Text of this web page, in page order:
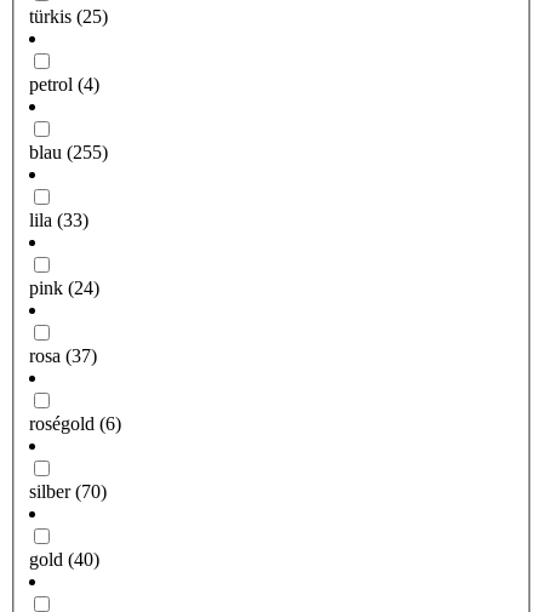
türkis (25)
petrol (4)
blau (255)
lila (33)
pink (24)
rosa (37)
roségold (6)
silber(70)
gold (40)